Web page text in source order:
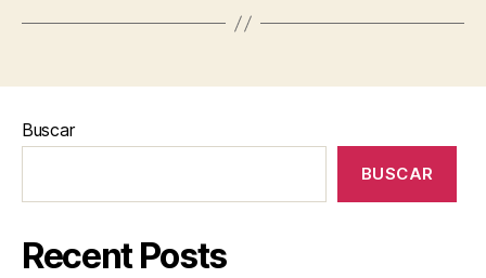
Buscar
BUSCAR
Recent Posts